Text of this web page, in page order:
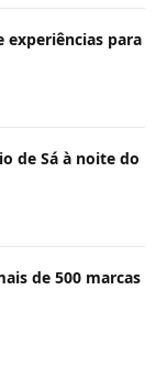
experiências para
de Sá à noite do
de 500 marcas